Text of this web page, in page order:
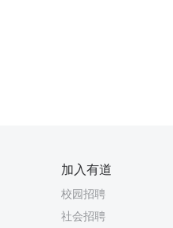
加入有道
校园招聘
社会招聘